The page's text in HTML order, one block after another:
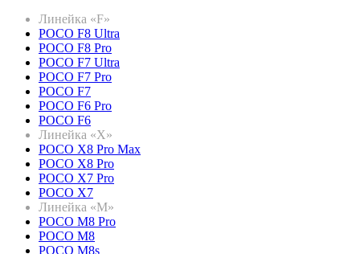
Линейка «F»
POCO F8 Ultra
POCO F8 Pro
POCO F7 Ultra
POCO F7 Pro
POCO F7
POCO F6 Pro
POCO F6
Линейка «X»
POCO X8 Pro Max
POCO X8 Pro
POCO X7 Pro
POCO X7
Линейка «M»
POCO M8 Pro
POCO M8
POCO M8s